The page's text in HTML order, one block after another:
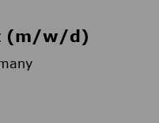
(m/w/d)